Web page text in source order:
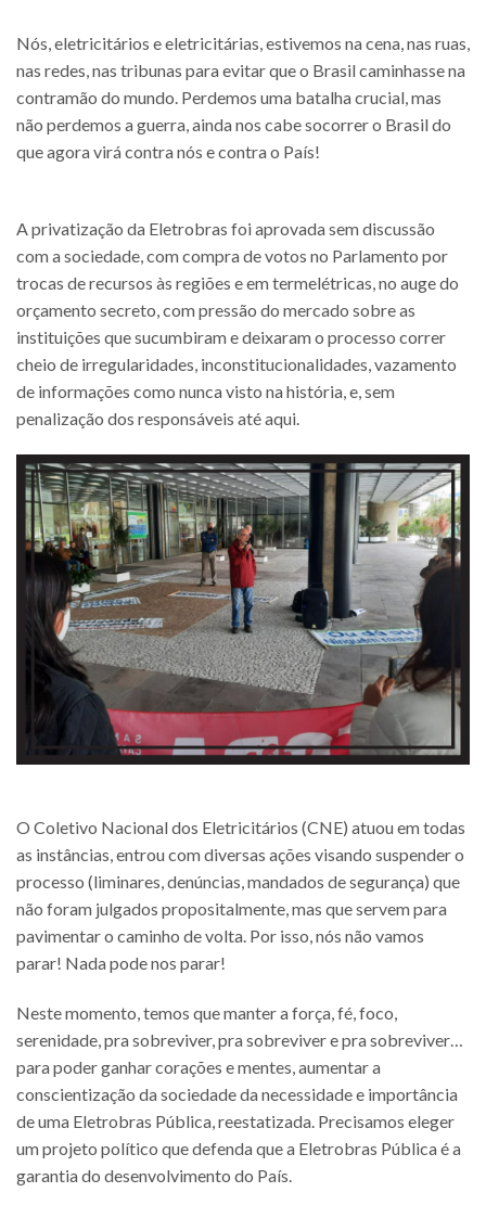
Nós, eletricitários e eletricitárias, estivemos na cena, nas ruas,
nas redes, nas tribunas para evitar que o Brasil caminhasse na
contramão do mundo. Perdemos uma batalha crucial, mas
não perdemos a guerra, ainda nos cabe socorrer o Brasil do
que agora virá contra nós e contra o País!
A privatização da Eletrobras foi aprovada sem discussão
com a sociedade, com compra de votos no Parlamento por
trocas de recursos às regiões e em termelétricas, no auge do
orçamento secreto, com pressão do mercado sobre as
instituições que sucumbiram e deixaram o processo correr
cheio de irregularidades, inconstitucionalidades, vazamento
de informações como nunca visto na história, e, sem
penalização dos responsáveis até aqui.
O Coletivo Nacional dos Eletricitários (CNE) atuou em todas
as instâncias, entrou com diversas ações visando suspender o
processo (liminares, denúncias, mandados de segurança) que
não foram julgados propositalmente, mas que servem para
pavimentar o caminho de volta. Por isso, nós não vamos
parar! Nada pode nos parar!
Neste momento, temos que manter a força, fé, foco,
serenidade, pra sobreviver, pra sobreviver e pra sobreviver…
para poder ganhar corações e mentes, aumentar a
conscientização da sociedade da necessidade e importância
de uma Eletrobras Pública, reestatizada. Precisamos eleger
um projeto político que defenda que a Eletrobras Pública é a
garantia do desenvolvimento do País.